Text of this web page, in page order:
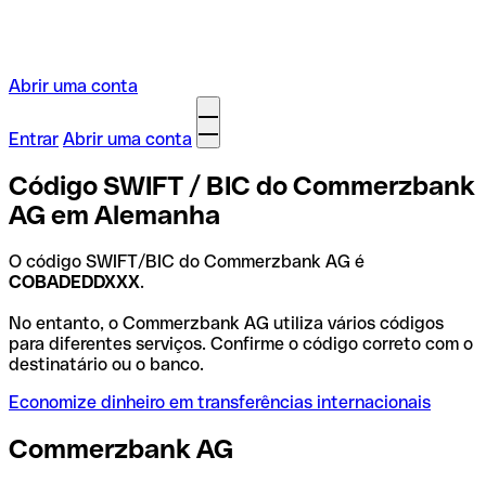
Abrir uma conta
Entrar Abrir uma conta
Código SWIFT / BIC do Commerzbank
AG em Alemanha
O código SWIFT/BIC do Commerzbank AG é
COBADEDDXXX.
No entanto, o Commerzbank AG utiliza vários códigos
para diferentes serviços. Confirme o código correto com o
destinatário ou o banco.
Economize dinheiro em transferências internacionais
Commerzbank AG